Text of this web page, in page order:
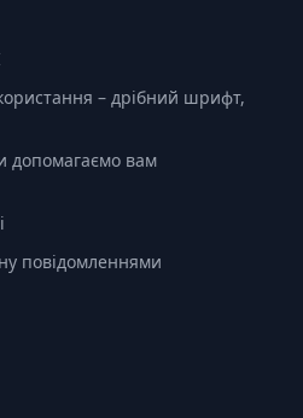
– дрібний шрифт,
допомагаємо вам
повідомленнями